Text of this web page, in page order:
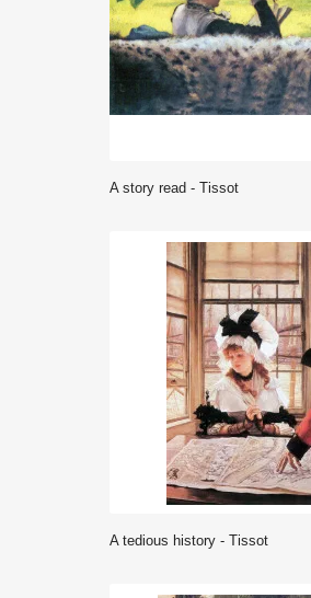
A story read - Tissot
A tedious history - Tissot